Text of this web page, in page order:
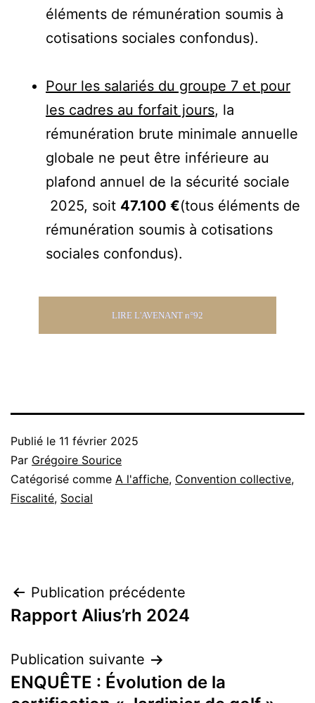
éléments de rémunération soumis à
cotisations sociales confondus).
Pour les salariés du groupe 7 et pour
les cadres au forfait jours, la
rémunération brute minimale annuelle
globale ne peut être inférieure au
plafond annuel de la sécurité sociale
2025, soit 47.100 €(tous éléments de
rémunération soumis à cotisations
sociales confondus).
LIRE L'AVENANT n°92
Publié le 11 février 2025
Par Grégoire Sourice
Catégorisé comme A l'affiche, Convention collective,
Fiscalité, Social
Navigation
de
l’article
Publication précédente
Rapport Alius’rh 2024
Publication suivante
ENQUÊTE : Évolution de la